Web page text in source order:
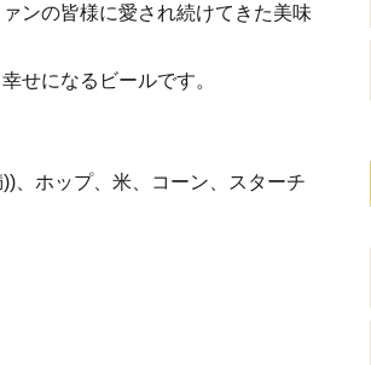
ンの皆様に愛され続けてきた美味
せになるビールです。
、ホップ、米、コーン、スターチ